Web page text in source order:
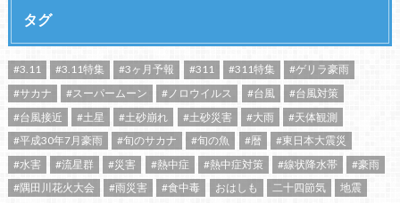
タグ
#3.11 #3.11特集 #3ヶ月予報 #311 #311特集
#ゲリラ豪雨
#サカナ
#スーパームーン #ノロウイルス #台風
#台風対策
#台風接近
#土星 #土砂崩れ #土砂災害 #大雨
#天体観測
#平成30年7月豪雨
#旬のサカナ #旬の魚 #暦
#東日本大震災
#水害
#流星群 #災害 #熱中症 #熱中症対策 #線状降水帯
#豪雨
#隅田川花火大会
#雨災害 #食中毒 おはしも 二十四節気
地震